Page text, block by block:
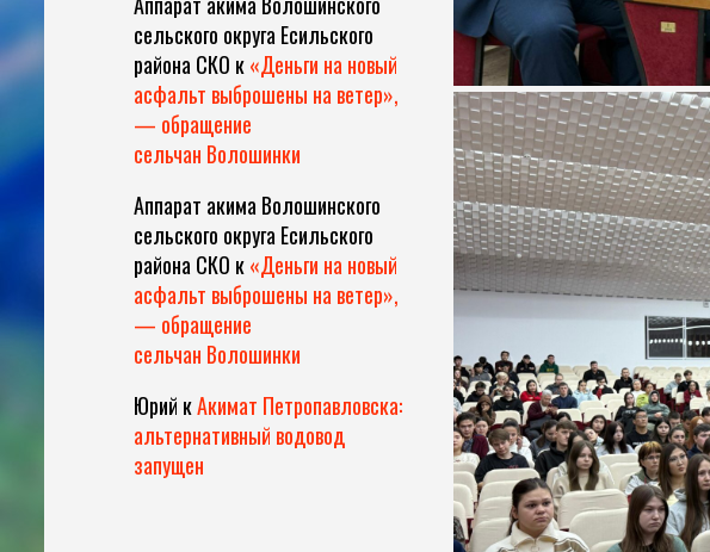
сельского округа Есильского
района СКО к«Деньги на новый
асфальт выброшены на ветер»,
— обращение
сельчан Волошинки
Аппарат акима Волошинского
сельского округа Есильского
района СКО к«Деньги на новый
асфальт выброшены на ветер»,
— обращение
сельчан Волошинки
Юрий кАкимат Петропавловска:
альтернативный водовод
запущен